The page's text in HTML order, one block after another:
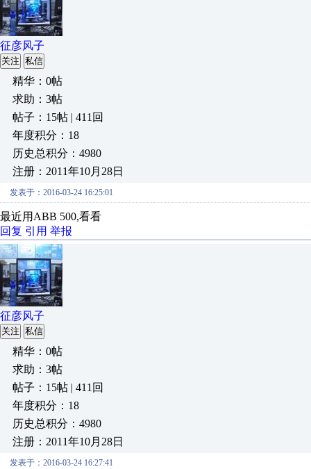
征彦风子
关注 私信
精华：0帖
求助：3帖
帖子：15帖 | 411回
年度积分：18
历史总积分：4980
注册：2011年10月28日
发表于：2016-03-24 16:25:01
最近用ABB 500,看看
回复 引用 举报
征彦风子
关注 私信
精华：0帖
求助：3帖
帖子：15帖 | 411回
年度积分：18
历史总积分：4980
注册：2011年10月28日
发表于：2016-03-24 16:27:41